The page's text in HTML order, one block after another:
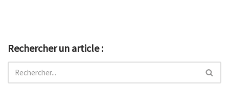
Rechercher un article :